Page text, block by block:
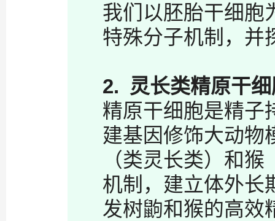
我们以胚胎干细胞
特殊分子机制，并
2. 灵长类精原干
精原干细胞是精子
建基因修饰大动物
（类灵长类）和
机制，建立体外长
发树鼩和猴的高效